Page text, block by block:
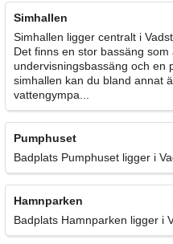
Simhallen
Simhallen ligger centralt i
Det finns en stor bassäng
undervisningsbassäng och en
simhallen kan du bland annat
vattengympa...
Pumphuset
Badplats Pumphuset ligger i
Hamnparken
Badplats Hamnparken ligger i